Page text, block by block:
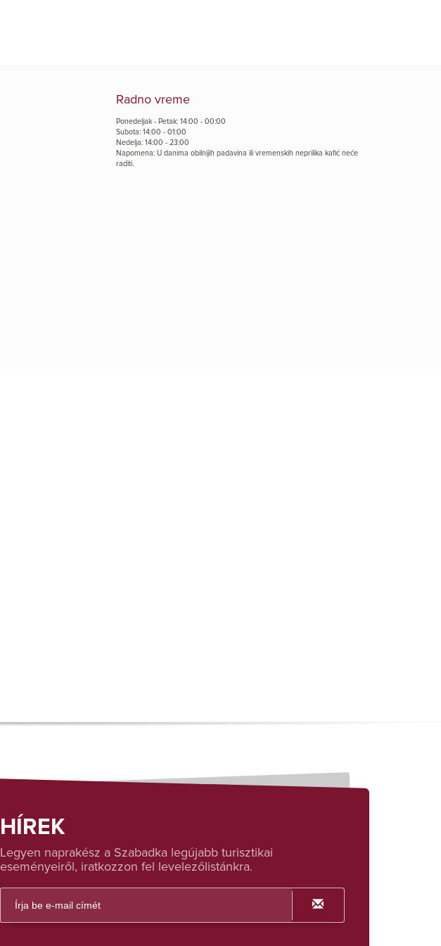
Radno vreme
Ponedeljak - Petak: 14:00 - 00:00
Subota: 14:00 - 01:00
Nedelja: 14:00 - 23:00
Napomena: U danima obilnijih padavina ili vremenskih neprilika kafić neće
raditi.
HÍREK
Legyen naprakész a Szabadka legújabb turisztikai
eseményeiről, iratkozzon fel levelezőlistánkra.